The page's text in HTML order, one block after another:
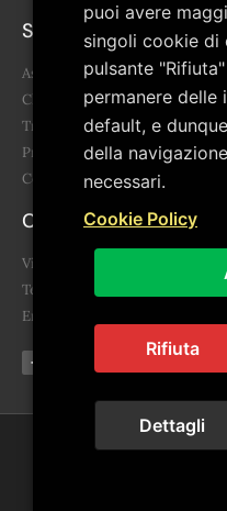
Sitemap
Associazione
Chi siamo
Trasparenza
Progetti
Contatti
Contatti
Via Giovanni Falcone, 3 85043
Telefono: 0973.859455 - 340
Email:
© 2024 ArtePollino.
puoi avere
singoli cookie di
pulsante
permanere delle
default, e
della
necessari.
Cookie Policy
Rifiuta
Dettagli